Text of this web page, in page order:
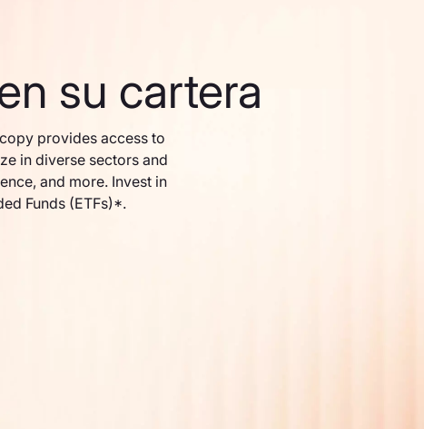
su cartera
provides access to
in diverse sectors and
and more. Invest in
Funds (ETFs)*.